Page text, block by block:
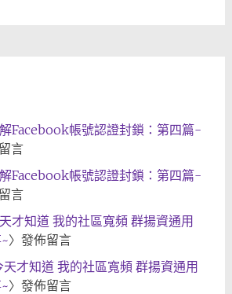
Facebook帳號認證封鎖：第四篇-
言
Facebook帳號認證封鎖：第四篇-
言
才知道 我的社區寬頻 群揚資通用
〉發佈留言
天才知道 我的社區寬頻 群揚資通用
〉發佈留言